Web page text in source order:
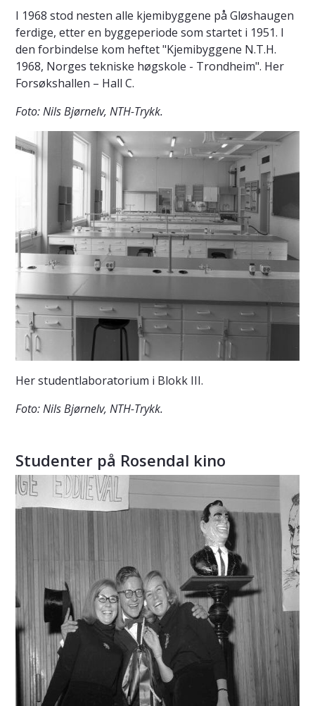
I 1968 stod nesten alle kjemibyggene på Gløshaugen
ferdige, etter en byggeperiode som startet i 1951. I
den forbindelse kom heftet "Kjemibyggene N.T.H.
1968, Norges tekniske høgskole - Trondheim". Her
Forsøkshallen – Hall C.
Foto: Nils Bjørnelv, NTH-Trykk.
Her studentlaboratorium i Blokk III.
Foto: Nils Bjørnelv, NTH-Trykk.
Studenter på Rosendal kino